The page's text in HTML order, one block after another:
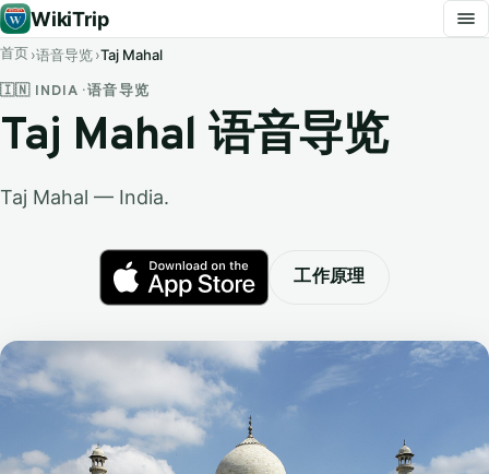
WikiTrip
首页 语音导览 Taj Mahal
🇮🇳 INDIA · 语音导览
Taj Mahal 语音导览
Taj Mahal — India.
工作原理